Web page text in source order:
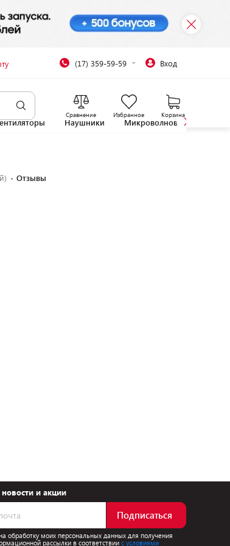
(17) 359-59-59 Вход
Сравнение Избранное Корзина
Наушники Микроволновые печи
Отзывы
и акции
Подписаться
обработку моих персональных данных для получения
рассылки в соответствиис условиями